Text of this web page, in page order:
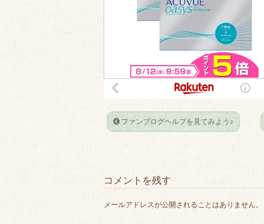
o
t
a
ファンブログヘルプを見てみよう♪
コメントを残す
メールアドレスが公開されることはありません。